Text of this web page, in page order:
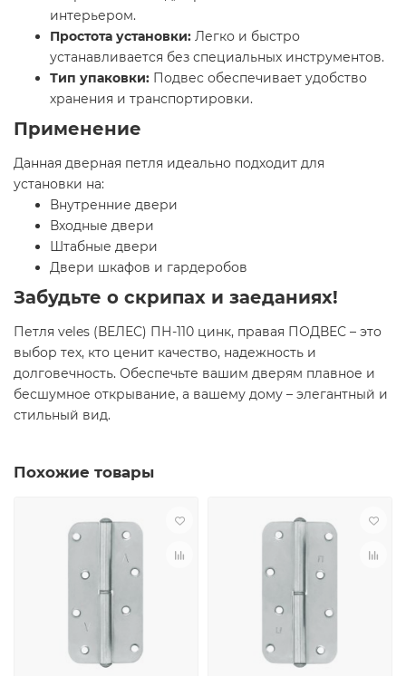
интерьером.
Простота установки: Легко и быстро
устанавливается без специальных инструментов.
Тип упаковки: Подвес обеспечивает удобство
хранения и транспортировки.
Применение
Данная дверная петля идеально подходит для
установки на:
Внутренние двери
Входные двери
Штабные двери
Двери шкафов и гардеробов
Забудьте о скрипах и заеданиях!
Петля veles (ВЕЛЕС) ПН-110 цинк, правая ПОДВЕС – это
выбор тех, кто ценит качество, надежность и
долговечность. Обеспечьте вашим дверям плавное и
бесшумное открывание, а вашему дому – элегантный и
стильный вид.
Похожие товары